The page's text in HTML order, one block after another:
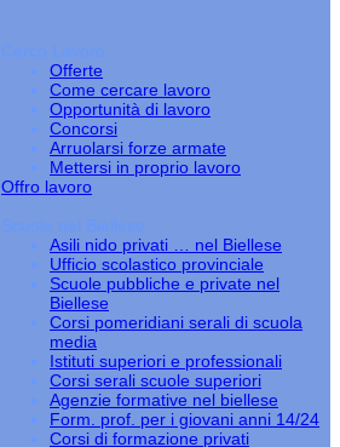
Cerco Lavoro
Offerte
Come cercare lavoro
Opportunità di lavoro
Concorsi
Arruolarsi forze armate
Mettersi in proprio lavoro
Offro lavoro
Scuole nel Biellese
Asili nido privati … nel Biellese
Ufficio scolastico provinciale
Scuole pubbliche e private nel
Biellese
Corsi pomeridiani serali di scuola
media
Istituti superiori e professionali
Corsi serali scuole superiori
Agenzie formative nel biellese
Form. prof. per i giovani anni 14/24
Corsi di formazione privati